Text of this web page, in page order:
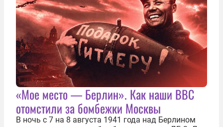
«Мое место — Берлин». Как наши ВВС
отомстили за бомбежки Москвы
В ночь с 7 на 8 августа 1941 года над Берлином